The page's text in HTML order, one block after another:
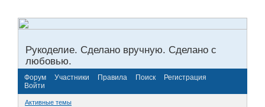
Рукоделие. Сделано вручную. Сделано с
любовью.
Форум Участники Правила Поиск
Регистрация
Войти
Активные темы